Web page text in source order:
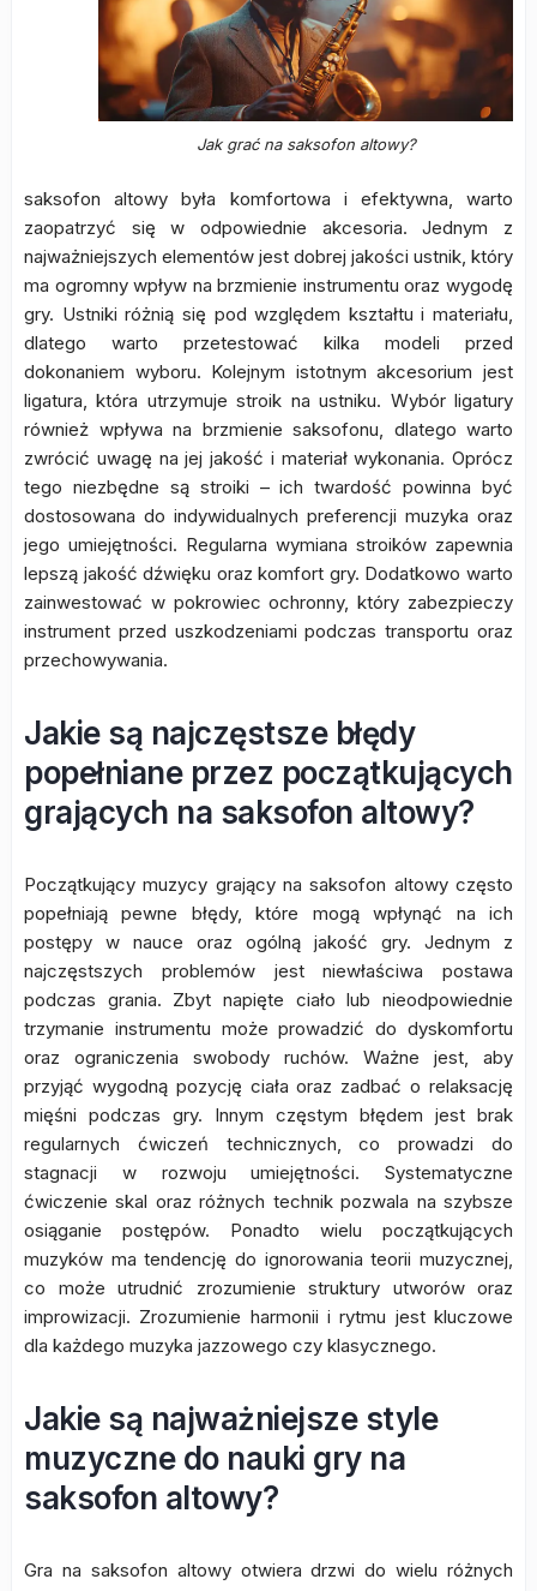
Jak grać na saksofon altowy?
saksofon altowy była komfortowa i efektywna, warto
zaopatrzyć się w odpowiednie akcesoria. Jednym z
najważniejszych elementów jest dobrej jakości ustnik, który
ma ogromny wpływ na brzmienie instrumentu oraz wygodę
gry. Ustniki różnią się pod względem kształtu i materiału,
dlatego warto przetestować kilka modeli przed
dokonaniem wyboru. Kolejnym istotnym akcesorium jest
ligatura, która utrzymuje stroik na ustniku. Wybór ligatury
również wpływa na brzmienie saksofonu, dlatego warto
zwrócić uwagę na jej jakość i materiał wykonania. Oprócz
tego niezbędne są stroiki – ich twardość powinna być
dostosowana do indywidualnych preferencji muzyka oraz
jego umiejętności. Regularna wymiana stroików zapewnia
lepszą jakość dźwięku oraz komfort gry. Dodatkowo warto
zainwestować w pokrowiec ochronny, który zabezpieczy
instrument przed uszkodzeniami podczas transportu oraz
przechowywania.
Jakie są najczęstsze błędy
popełniane przez początkujących
grających na saksofon altowy?
Początkujący muzycy grający na saksofon altowy często
popełniają pewne błędy, które mogą wpłynąć na ich
postępy w nauce oraz ogólną jakość gry. Jednym z
najczęstszych problemów jest niewłaściwa postawa
podczas grania. Zbyt napięte ciało lub nieodpowiednie
trzymanie instrumentu może prowadzić do dyskomfortu
oraz ograniczenia swobody ruchów. Ważne jest, aby
przyjąć wygodną pozycję ciała oraz zadbać o relaksację
mięśni podczas gry. Innym częstym błędem jest brak
regularnych ćwiczeń technicznych, co prowadzi do
stagnacji w rozwoju umiejętności. Systematyczne
ćwiczenie skal oraz różnych technik pozwala na szybsze
osiąganie postępów. Ponadto wielu początkujących
muzyków ma tendencję do ignorowania teorii muzycznej,
co może utrudnić zrozumienie struktury utworów oraz
improwizacji. Zrozumienie harmonii i rytmu jest kluczowe
dla każdego muzyka jazzowego czy klasycznego.
Jakie są najważniejsze style
muzyczne do nauki gry na
saksofon altowy?
Gra na saksofon altowy otwiera drzwi do wielu różnych